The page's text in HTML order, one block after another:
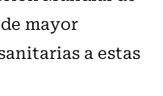
mayor
a estas